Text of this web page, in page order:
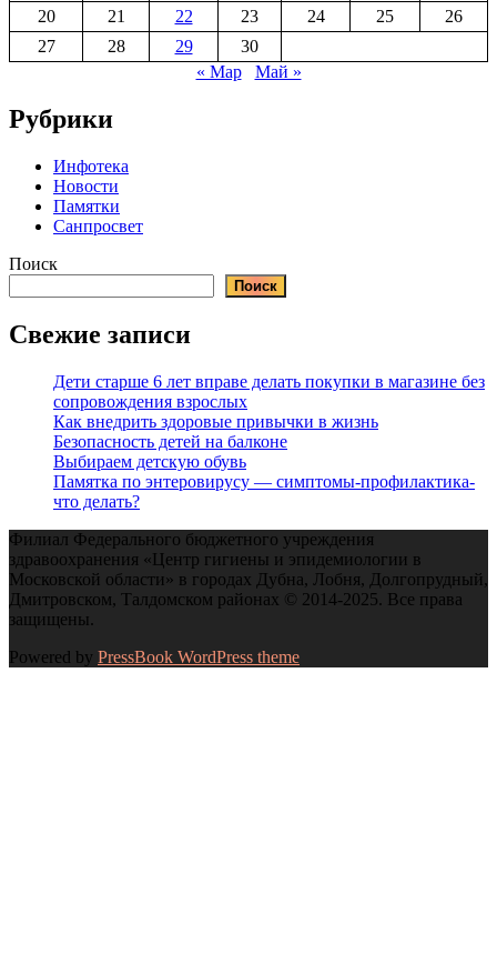
20
21 22 23 24 25
26
27
28 29
30
« Мар
Май »
Рубрики
Инфотека
Новости
Памятки
Санпросвет
Поиск
Поиск
Свежие записи
Дети старше 6 лет вправе делать покупки в магазине без
сопровождения взрослых
Как внедрить здоровые привычки в жизнь
Безопасность детей на балконе
Выбираем детскую обувь
Памятка по энтеровирусу — симптомы-профилактика-
что делать?
Филиал Федерального бюджетного учреждения
здравоохранения «Центр гигиены и эпидемиологии в
Московской области» в городах Дубна, Лобня, Долгопрудный,
Дмитровском, Талдомском районах © 2014-2025. Все права
защищены.
Powered by PressBook WordPress theme